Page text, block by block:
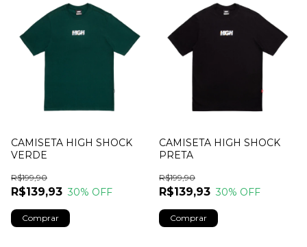
CAMISETA HIGH SHOCK
VERDE
R$139,93
R$199,90
30% OFF
Comprar
CAMISETA HIGH SHOCK
PRETA
R$139,93
R$199,90
30% OFF
Comprar